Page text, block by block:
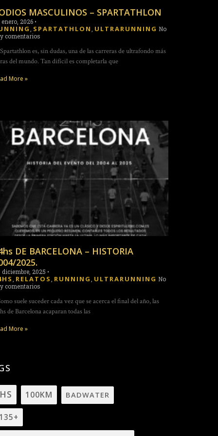
MASCULINOS – SPARTATHLON
enero, 2026 •
SPARTATHLON ULTRARUNNING No
comentarios
es, sin dudas, una de las carreras de ultrafondo más
del mundo. Tan difícil es completarla que
More »
DE BARCELONA – HISTORIA
2025.
diciembre, 2025 •
RELATOS RUNNING ULTRARUNNING No
comentarios
suele suceder cada vez que se acerca el final del año, las
de Barcelona acaparan todas las
More »
100KM BADWATER